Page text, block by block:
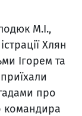
М.І.,
Хлян
Ігорем та
про
командира